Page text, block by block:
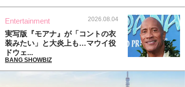
Entertainment 2026.08.04
実写版『モアナ』が「コントの衣
装みたい」と大炎上も…マウイ役
ドウェ...
BANG SHOWBIZ